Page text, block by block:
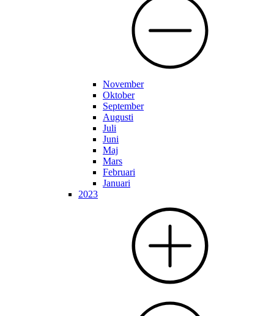
November
Oktober
September
Augusti
Juli
Juni
Maj
Mars
Februari
Januari
2023